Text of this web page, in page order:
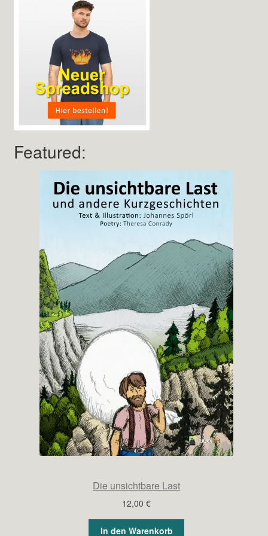
Featured:
Die unsichtbare Last
12,00 €
In den Warenkorb